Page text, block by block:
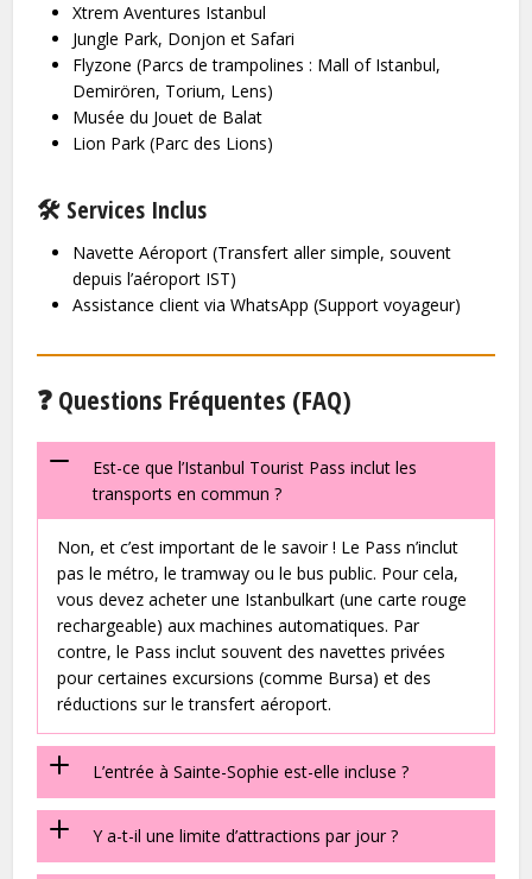
Xtrem Aventures Istanbul
Jungle Park, Donjon et Safari
Flyzone (Parcs de trampolines : Mall of Istanbul,
Demirören, Torium, Lens)
Musée du Jouet de Balat
Lion Park (Parc des Lions)
🛠️ Services Inclus
Navette Aéroport (Transfert aller simple, souvent
depuis l’aéroport IST)
Assistance client via WhatsApp (Support voyageur)
❓ Questions Fréquentes (FAQ)
Est-ce que l’Istanbul Tourist Pass inclut les
transports en commun ?
Non, et c’est important de le savoir ! Le Pass n’inclut
pas le métro, le tramway ou le bus public. Pour cela,
vous devez acheter une Istanbulkart (une carte rouge
rechargeable) aux machines automatiques. Par
contre, le Pass inclut souvent des navettes privées
pour certaines excursions (comme Bursa) et des
réductions sur le transfert aéroport.
L’entrée à Sainte-Sophie est-elle incluse ?
Y a-t-il une limite d’attractions par jour ?